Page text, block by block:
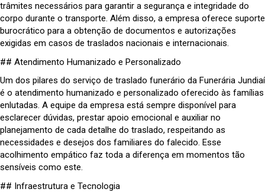
trâmites necessários para garantir a segurança e integridade do
corpo durante o transporte. Além disso, a empresa oferece suporte
burocrático para a obtenção de documentos e autorizações
exigidas em casos de traslados nacionais e internacionais.
## Atendimento Humanizado e Personalizado
Um dos pilares do serviço de traslado funerário da Funerária Jundiaí
é o atendimento humanizado e personalizado oferecido às famílias
enlutadas. A equipe da empresa está sempre disponível para
esclarecer dúvidas, prestar apoio emocional e auxiliar no
planejamento de cada detalhe do traslado, respeitando as
necessidades e desejos dos familiares do falecido. Esse
acolhimento empático faz toda a diferença em momentos tão
sensíveis como este.
## Infraestrutura e Tecnologia